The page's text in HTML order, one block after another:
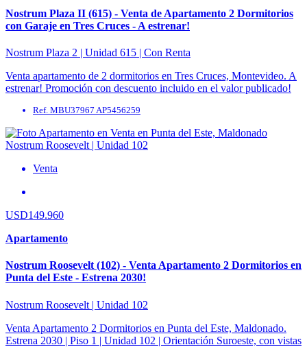
Nostrum Plaza II (615) - Venta de Apartamento 2 Dormitorios
con Garaje en Tres Cruces - A estrenar!
Nostrum Plaza 2 | Unidad 615 | Con Renta
Venta apartamento de 2 dormitorios en Tres Cruces, Montevideo. A
estrenar! Promoción con descuento incluido en el valor publicado!
Ref. MBU37967 AP5456259
Venta
USD149.960
Apartamento
Nostrum Roosevelt (102) - Venta Apartamento 2 Dormitorios en
Punta del Este - Estrena 2030!
Nostrum Roosevelt | Unidad 102
Venta Apartamento 2 Dormitorios en Punta del Este, Maldonado.
Estrena 2030 | Piso 1 | Unidad 102 | Orientación Suroeste, con vistas